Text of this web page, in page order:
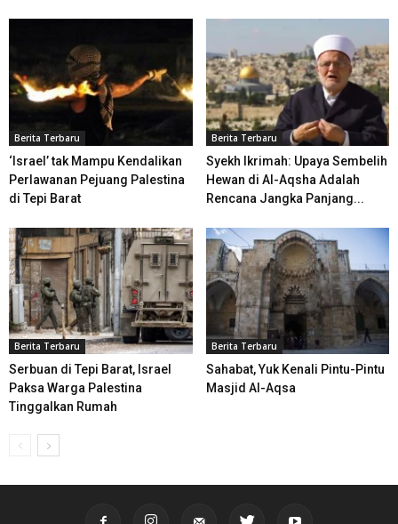
Berita Terbaru
‘Israel’ tak Mampu Kendalikan
Perlawanan Pejuang Palestina
di Tepi Barat
Berita Terbaru
Syekh Ikrimah: Upaya Sembelih
Hewan di Al-Aqsha Adalah
Rencana Jangka Panjang...
Berita Terbaru
Serbuan di Tepi Barat, Israel
Paksa Warga Palestina
Tinggalkan Rumah
Berita Terbaru
Sahabat, Yuk Kenali Pintu-Pintu
Masjid Al-Aqsa